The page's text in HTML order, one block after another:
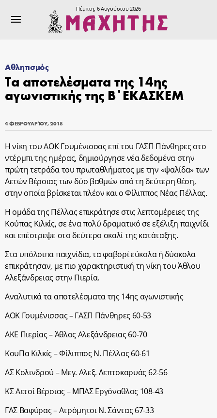
Πέμπτη, 6 Αυγούστου 2026
Αθλητισμός
Τα αποτελέσματα της 14ης
αγωνιστικής της Β΄ΕΚΑΣΚΕΜ
4 ΦΕΒΡΟΥΑΡΊΟΥ, 2018
Η νίκη του ΑΟΚ Γουμένισσας επί του ΓΑΣΠ Πάνθηρες στο
ντέρμπι της ημέρας, δημιούργησε νέα δεδομένα στην
πρώτη τετράδα του πρωταθλήματος με την «ψαλίδα» των
Αετών Βέροιας των δύο βαθμών από τη δεύτερη θέση,
στην οποία βρίσκεται πλέον και ο Φίλιππος Νέας Πέλλας.
Η ομάδα της Πέλλας επικράτησε στις λεπτομέρειες της
Κούπας Κιλκίς, σε ένα πολύ δραματικό σε εξέλιξη παιχνίδι
και επέστρεψε στο δεύτερο σκαλί της κατάταξης.
Στα υπόλοιπα παιχνίδια, τα φαβορί εύκολα ή δύσκολα
επικράτησαν, με πιο χαρακτηριστική τη νίκη του Άθλου
Αλεξάνδρειας στην Πιερία.
Αναλυτικά τα αποτελέσματα της 14ης αγωνιστικής
ΑΟΚ Γουμένισσας – ΓΑΣΠ Πάνθηρες 60-53
ΑΚΕ Πιερίας – Άθλος Αλεξάνδρειας 60-70
ΚουΠα Κιλκίς – Φίλιππος Ν. Πέλλας 60-61
ΑΣ Κολινδρού – Μεγ. Αλεξ. Λεπτοκαρυάς 62-56
ΚΣ Αετοί Βέροιας – ΜΠΑΣ Εργόναθλος 108-43
ΓΑΣ Βαφύρας – Ατρόμητοι Ν. Σάντας 67-33